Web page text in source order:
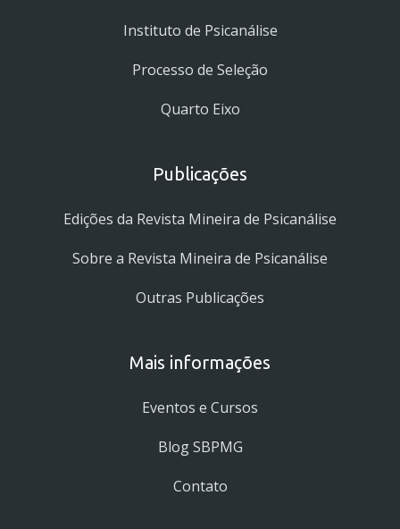
Instituto de Psicanálise
Processo de Seleção
Quarto Eixo
Publicações
Edições da Revista Mineira de Psicanálise
Sobre a Revista Mineira de Psicanálise
Outras Publicações
Mais informações
Eventos e Cursos
Blog SBPMG
Contato